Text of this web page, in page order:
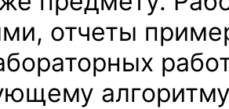
отчеты